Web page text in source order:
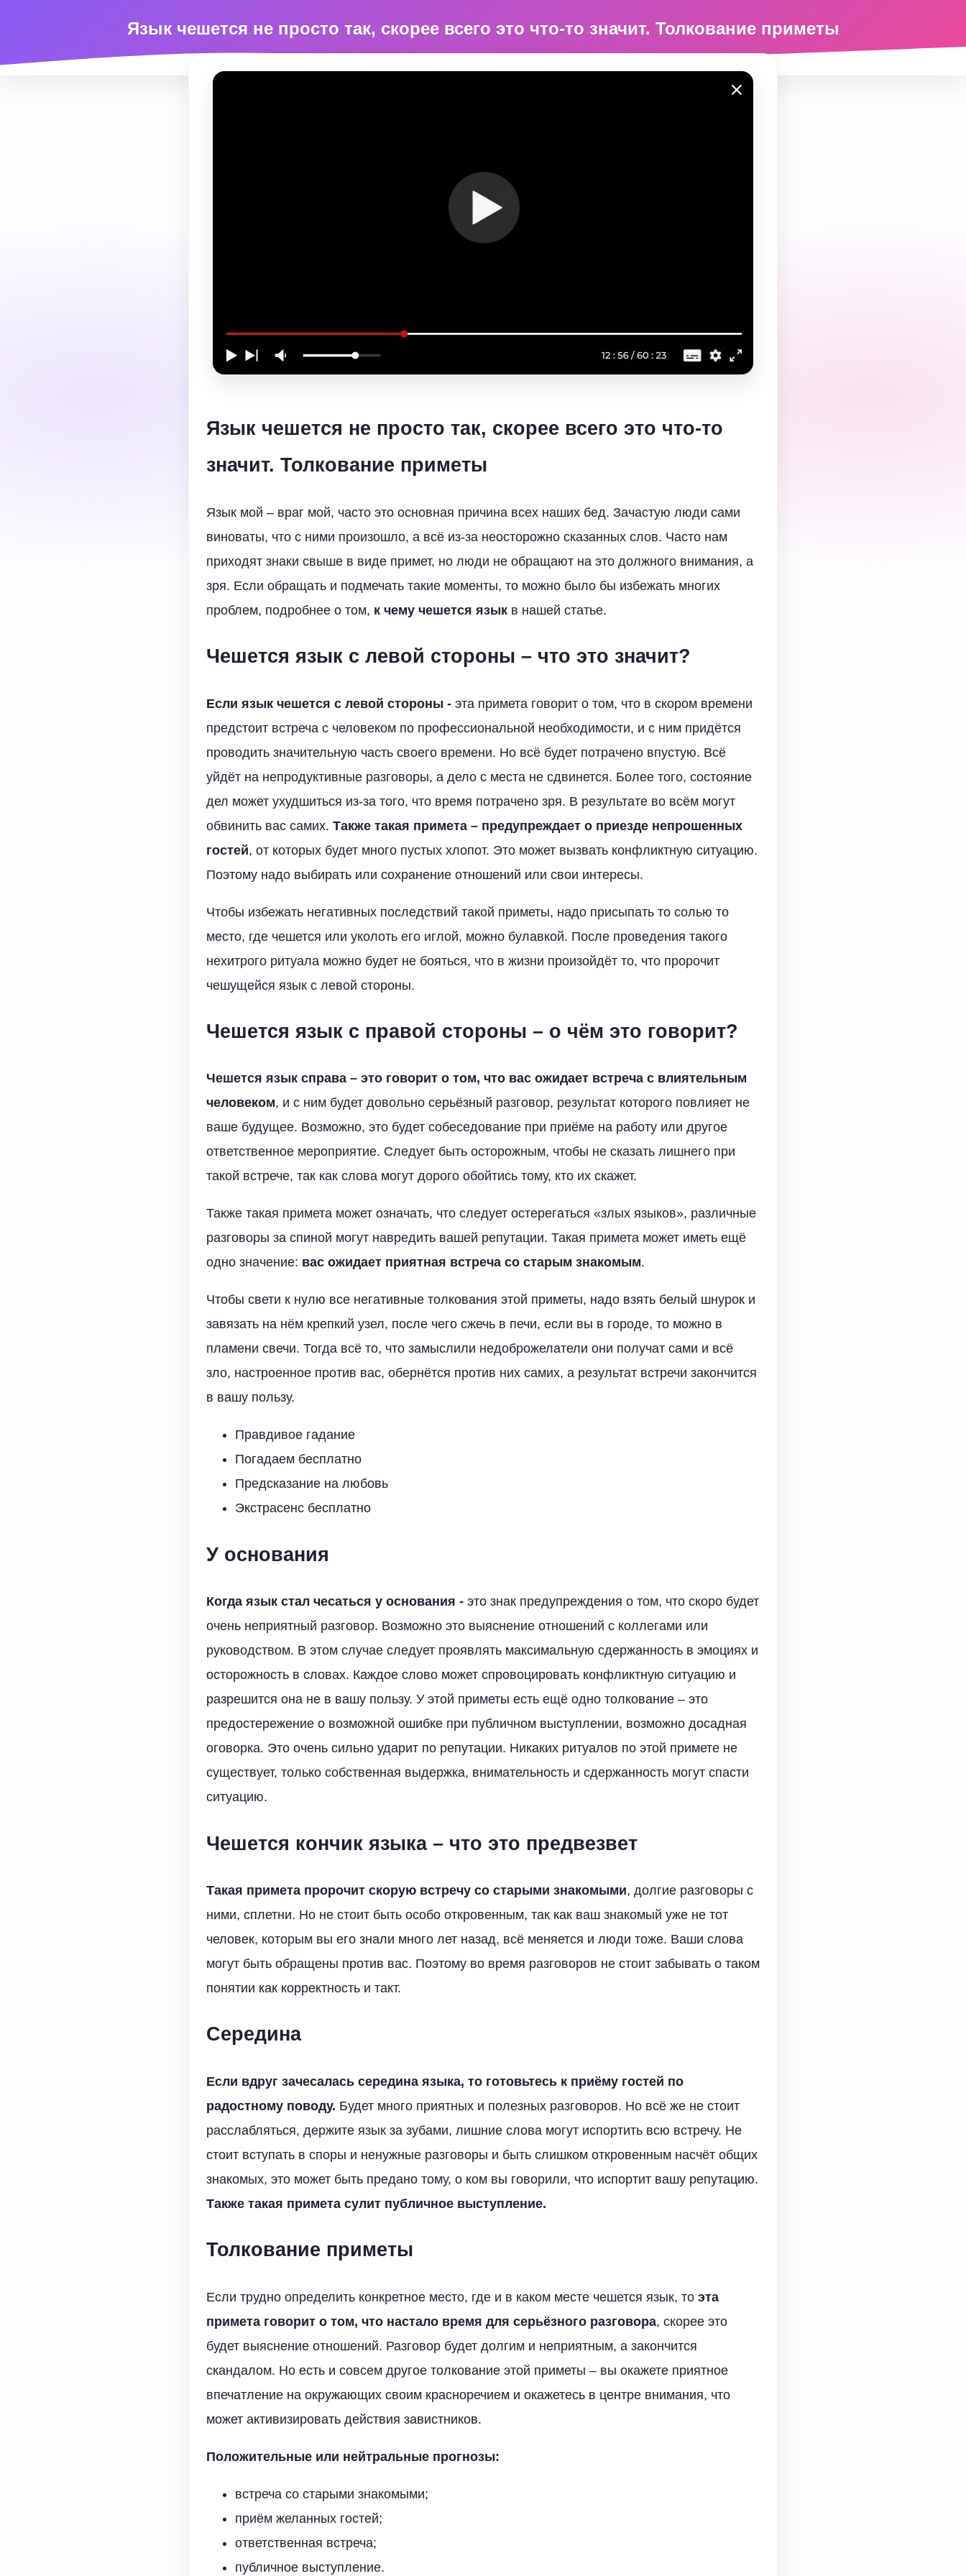
Язык чешется не просто так, скорее всего это что-то значит. Толкование приметы
Язык чешется не просто так, скорее всего это что-то
значит. Толкование приметы
Язык мой – враг мой, часто это основная причина всех наших бед. Зачастую люди сами
виноваты, что с ними произошло, а всё из-за неосторожно сказанных слов. Часто нам
приходят знаки свыше в виде примет, но люди не обращают на это должного внимания, а
зря. Если обращать и подмечать такие моменты, то можно было бы избежать многих
проблем, подробнее о том, к чему чешется язык в нашей статье.
Чешется язык с левой стороны – что это значит?
Если язык чешется с левой стороны - эта примета говорит о том, что в скором времени
предстоит встреча с человеком по профессиональной необходимости, и с ним придётся
проводить значительную часть своего времени. Но всё будет потрачено впустую. Всё
уйдёт на непродуктивные разговоры, а дело с места не сдвинется. Более того, состояние
дел может ухудшиться из-за того, что время потрачено зря. В результате во всём могут
обвинить вас самих. Также такая примета – предупреждает о приезде непрошенных
гостей, от которых будет много пустых хлопот. Это может вызвать конфликтную ситуацию.
Поэтому надо выбирать или сохранение отношений или свои интересы.
Чтобы избежать негативных последствий такой приметы, надо присыпать то солью то
место, где чешется или уколоть его иглой, можно булавкой. После проведения такого
нехитрого ритуала можно будет не бояться, что в жизни произойдёт то, что пророчит
чешущейся язык с левой стороны.
Чешется язык с правой стороны – о чём это говорит?
Чешется язык справа – это говорит о том, что вас ожидает встреча с влиятельным
человеком, и с ним будет довольно серьёзный разговор, результат которого повлияет не
ваше будущее. Возможно, это будет собеседование при приёме на работу или другое
ответственное мероприятие. Следует быть осторожным, чтобы не сказать лишнего при
такой встрече, так как слова могут дорого обойтись тому, кто их скажет.
Также такая примета может означать, что следует остерегаться «злых языков», различные
разговоры за спиной могут навредить вашей репутации. Такая примета может иметь ещё
одно значение: вас ожидает приятная встреча со старым знакомым.
Чтобы свети к нулю все негативные толкования этой приметы, надо взять белый шнурок и
завязать на нём крепкий узел, после чего сжечь в печи, если вы в городе, то можно в
пламени свечи. Тогда всё то, что замыслили недоброжелатели они получат сами и всё
зло, настроенное против вас, обернётся против них самих, а результат встречи закончится
в вашу пользу.
Правдивое гадание
Погадаем бесплатно
Предсказание на любовь
Экстрасенс бесплатно
У основания
Когда язык стал чесаться у основания - это знак предупреждения о том, что скоро будет
очень неприятный разговор. Возможно это выяснение отношений с коллегами или
руководством. В этом случае следует проявлять максимальную сдержанность в эмоциях и
осторожность в словах. Каждое слово может спровоцировать конфликтную ситуацию и
разрешится она не в вашу пользу. У этой приметы есть ещё одно толкование – это
предостережение о возможной ошибке при публичном выступлении, возможно досадная
оговорка. Это очень сильно ударит по репутации. Никаких ритуалов по этой примете не
существует, только собственная выдержка, внимательность и сдержанность могут спасти
ситуацию.
Чешется кончик языка – что это предвезвет
Такая примета пророчит скорую встречу со старыми знакомыми, долгие разговоры с
ними, сплетни. Но не стоит быть особо откровенным, так как ваш знакомый уже не тот
человек, которым вы его знали много лет назад, всё меняется и люди тоже. Ваши слова
могут быть обращены против вас. Поэтому во время разговоров не стоит забывать о таком
понятии как корректность и такт.
Середина
Если вдруг зачесалась середина языка, то готовьтесь к приёму гостей по
радостному поводу. Будет много приятных и полезных разговоров. Но всё же не стоит
расслабляться, держите язык за зубами, лишние слова могут испортить всю встречу. Не
стоит вступать в споры и ненужные разговоры и быть слишком откровенным насчёт общих
знакомых, это может быть предано тому, о ком вы говорили, что испортит вашу репутацию.
Также такая примета сулит публичное выступление.
Толкование приметы
Если трудно определить конкретное место, где и в каком месте чешется язык, то эта
примета говорит о том, что настало время для серьёзного разговора, скорее это
будет выяснение отношений. Разговор будет долгим и неприятным, а закончится
скандалом. Но есть и совсем другое толкование этой приметы – вы окажете приятное
впечатление на окружающих своим красноречием и окажетесь в центре внимания, что
может активизировать действия завистников.
Положительные или нейтральные прогнозы:
встреча со старыми знакомыми;
приём желанных гостей;
ответственная встреча;
публичное выступление.